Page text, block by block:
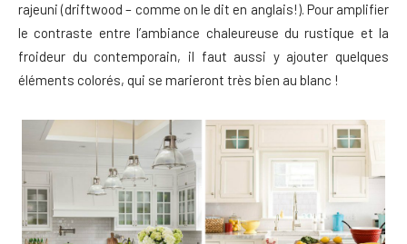
rajeuni (driftwood – comme on le dit en anglais!). Pour amplifier
le contraste entre l’ambiance chaleureuse du rustique et la
froideur du contemporain, il faut aussi y ajouter quelques
éléments colorés, qui se marieront très bien au blanc !